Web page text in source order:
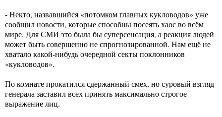
- Некто, назвавшийся «потомком главных кукловодов» уже
сообщил новости, которые способны посеять хаос во всём
мире. Для СМИ это была бы суперсенсация, а реакция людей
может быть совершенно не спрогнозированной. Нам ещё не
хватало какой-нибудь очередной секты поклонников
«кукловодов».
По комнате прокатился сдержанный смех, но суровый взгляд
генерала заставил всех принять максимально строгое
выражение лиц.